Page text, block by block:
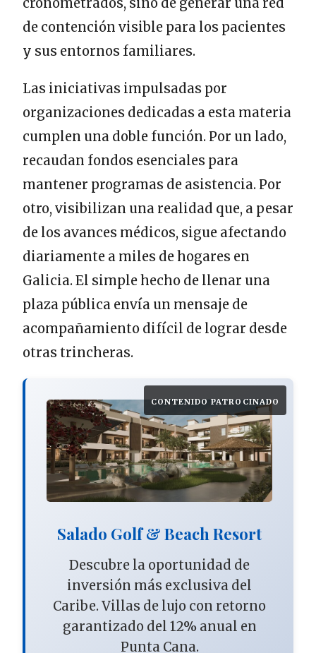
de contención visible para los pacientes
y sus entornos familiares.
Las iniciativas impulsadas por
organizaciones dedicadas a esta materia
cumplen una doble función. Por un lado,
recaudan fondos esenciales para
mantener programas de asistencia. Por
otro, visibilizan una realidad que, a pesar
de los avances médicos, sigue afectando
diariamente a miles de hogares en
Galicia. El simple hecho de llenar una
plaza pública envía un mensaje de
acompañamiento difícil de lograr desde
otras trincheras.
CONTENIDO PATROCINADO
Salado Golf & Beach Resort
Descubre la oportunidad de
inversión más exclusiva del
Caribe. Villas de lujo con retorno
garantizado del 12% anual en
Punta Cana.